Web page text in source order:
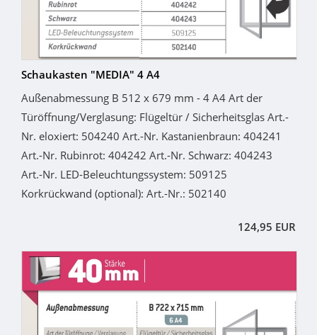
Schaukasten "MEDIA" 4 A4
Außenabmessung B 512 x 679 mm - 4 A4 Art der
Türöffnung/Verglasung: Flügeltür / Sicherheitsglas Art.-
Nr. eloxiert: 504240 Art.-Nr. Kastanienbraun: 404241
Art.-Nr. Rubinrot: 404242 Art.-Nr. Schwarz: 404243
Art.-Nr. LED-Beleuchtungssystem: 509125
Korkrückwand (optional): Art.-Nr.: 502140
124,95 EUR